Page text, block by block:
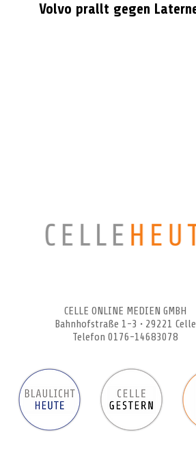
Volvo prallt gegen
CELLE ONLINE MEDIEN GMBH
Bahnhofstraße 1-3 • 29221 Celle
Telefon 0176-14683078